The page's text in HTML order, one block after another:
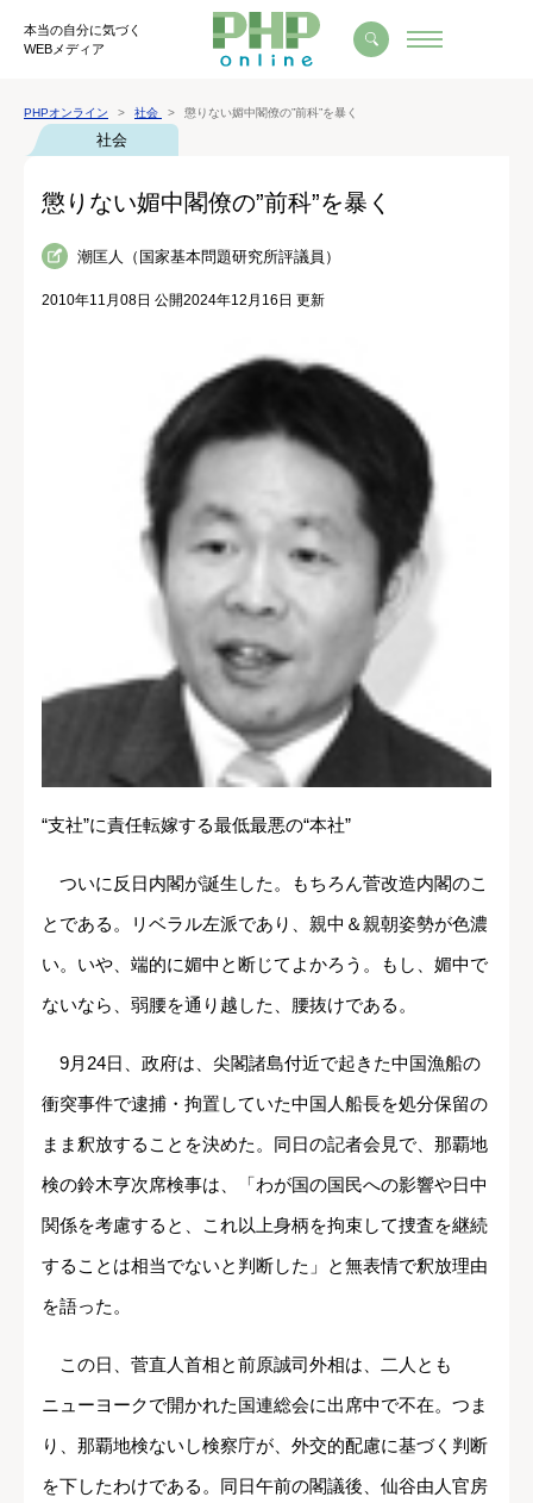
本当の自分に気づく
WEBメディア
PHPオンライン 社会 懲りない媚中閣僚の”前科”を暴く
社会
懲りない媚中閣僚の”前科”を暴く
潮匡人（国家基本問題研究所評議員）
2010年11月08日 公開2024年12月16日 更新
“支社”に責任転嫁する最低最悪の“本社”
ついに反日内閣が誕生した。もちろん菅改造内閣のこ
とである。リベラル左派であり、親中＆親朝姿勢が色濃
い。いや、端的に媚中と断じてよかろう。もし、媚中で
ないなら、弱腰を通り越した、腰抜けである。
9月24日、政府は、尖閣諸島付近で起きた中国漁船の
衝突事件で逮捕・拘置していた中国人船長を処分保留の
まま釈放することを決めた。同日の記者会見で、那覇地
検の鈴木亨次席検事は、「わが国の国民への影響や日中
関係を考慮すると、これ以上身柄を拘束して捜査を継続
することは相当でないと判断した」と無表情で釈放理由
を語った。
この日、菅直人首相と前原誠司外相は、二人とも
ニューヨークで開かれた国連総会に出席中で不在。つま
り、那覇地検ないし検察庁が、外交的配慮に基づく判断
を下したわけである。同日午前の閣議後、仙谷由人官房